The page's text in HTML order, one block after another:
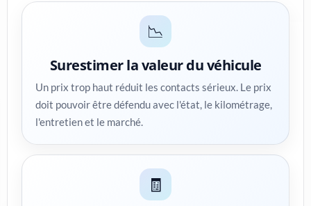
📉
Surestimer la valeur du véhicule
Un prix trop haut réduit les contacts sérieux. Le prix
doit pouvoir être défendu avec l'état, le kilométrage,
l'entretien et le marché.
🧾